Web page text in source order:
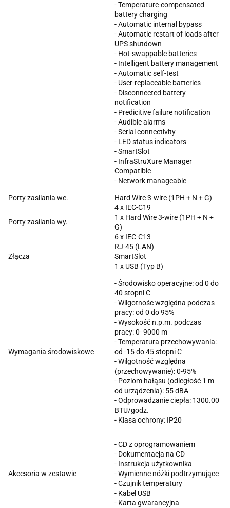
- Temperature-compensated
battery charging
- Automatic internal bypass
- Automatic restart of loads after
UPS shutdown
- Hot-swappable batteries
- Intelligent battery management
- Automatic self-test
- User-replaceable batteries
- Disconnected battery
notification
- Predicitive failure notification
- Audible alarms
- Serial connectivity
- LED status indicators
- SmartSlot
- InfraStruXure Manager
Compatible
- Network manageable
Porty zasilania we. Hard Wire 3-wire (1PH + N + G)
Porty zasilania wy.
4 x IEC-C19
1 x Hard Wire 3-wire (1PH + N +
G)
6 x IEC-C13
Złącza
RJ-45 (LAN)
SmartSlot
1 x USB (Typ B)
Wymagania środowiskowe
- Środowisko operacyjne: od 0 do
40 stopni C
- Wilgotnośc względna podczas
pracy: od 0 do 95%
- Wysokość n.p.m. podczas
pracy: 0- 9000 m
- Temperatura przechowywania:
od -15 do 45 stopni C
- Wilgotność względna
(przechowywanie): 0-95%
- Poziom hałąsu (odległość 1 m
od urządzenia): 55 dBA
- Odprowadzanie ciepła: 1300.00
BTU/godz.
- Klasa ochrony: IP20
Akcesoria w zestawie
- CD z oprogramowaniem
- Dokumentacja na CD
- Instrukcja użytkownika
- Wymienne nóżki podtrzymujące
- Czujnik temperatury
- Kabel USB
- Karta gwarancyjna